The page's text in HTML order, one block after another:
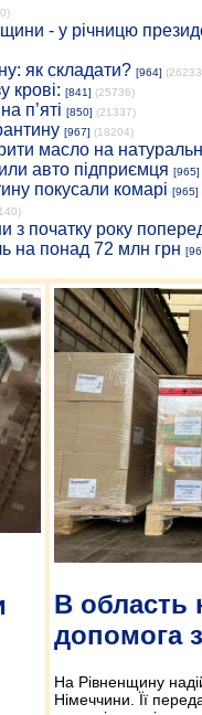
- у річницю
як складати? [964]
крові: [841] (25736)
п’яті [850] (21337)
[967] (18204)
масло на
авто підприємця [965]
покусали комарі [965]
з початку року
на понад 72 млн грн
В область
допомога
На Рівненщину
Німеччини. Її